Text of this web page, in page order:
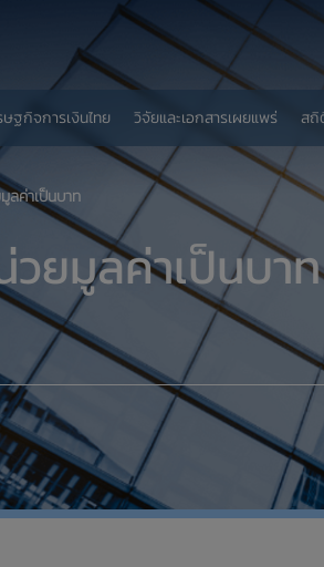
ษฐกิจการเงินไทย วิจัยและเอกสารเผยแพร่ สถิ
ลค่าเป็นบาท
ยมูลค่าเป็นบาท